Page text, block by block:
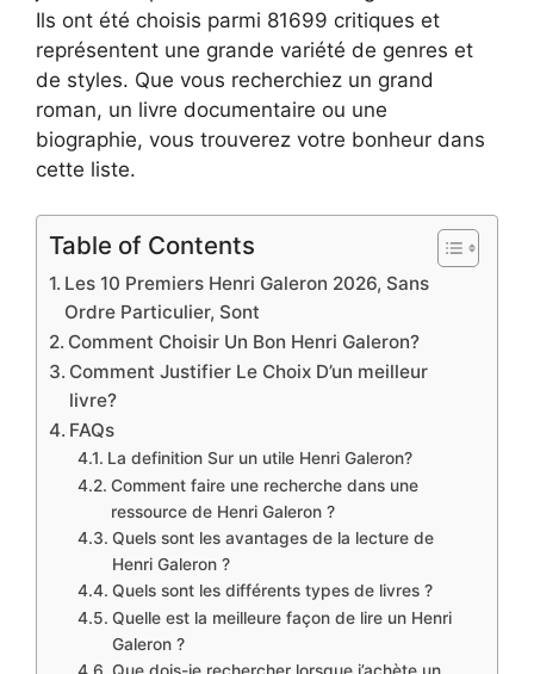
Ils ont été choisis parmi 81699 critiques et
représentent une grande variété de genres et
de styles. Que vous recherchiez un grand
roman, un livre documentaire ou une
biographie, vous trouverez votre bonheur dans
cette liste.
Table of Contents
Les 10 Premiers Henri Galeron 2026, Sans
Ordre Particulier, Sont
Comment Choisir Un Bon Henri Galeron?
Comment Justifier Le Choix D’un meilleur
livre?
FAQs
La definition Sur un utile Henri Galeron?
Comment faire une recherche dans une
ressource de Henri Galeron ?
Quels sont les avantages de la lecture de
Henri Galeron ?
Quels sont les différents types de livres ?
Quelle est la meilleure façon de lire un Henri
Galeron ?